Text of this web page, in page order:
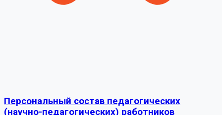
Персональный состав педагогических
(научно-педагогических) работников